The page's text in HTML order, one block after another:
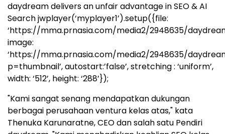
daydream delivers an unfair advantage in SEO & AI
Searchjwplayer(‘myplayer1’).setup({file:
‘https://mma.prnasia.com/media2/2948635/
image:
‘https://mma.prnasia.com/media2/2948635/
p=thumbnail’, autostart:’false’, stretching : ‘uniform’,
width: ‘512’, height: ‘288’});
"Kami sangat senang mendapatkan dukungan
berbagai perusahaan ventura kelas atas," kata
Thenuka Karunaratne, CEO dan salah satu Pendiri